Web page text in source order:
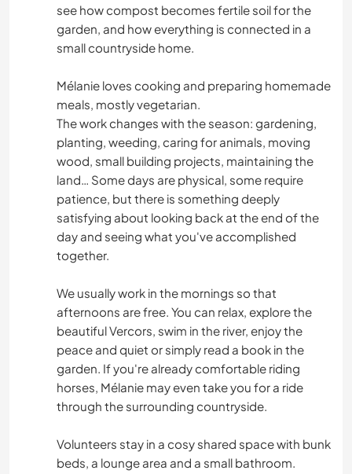
see how compost becomes fertile soil for the
garden, and how everything is connected in a
small countryside home.
Mélanie loves cooking and preparing homemade
meals, mostly vegetarian.
The work changes with the season: gardening,
planting, weeding, caring for animals, moving
wood, small building projects, maintaining the
land… Some days are physical, some require
patience, but there is something deeply
satisfying about looking back at the end of the
day and seeing what you've accomplished
together.
We usually work in the mornings so that
afternoons are free. You can relax, explore the
beautiful Vercors, swim in the river, enjoy the
peace and quiet or simply read a book in the
garden. If you're already comfortable riding
horses, Mélanie may even take you for a ride
through the surrounding countryside.
Volunteers stay in a cosy shared space with bunk
beds, a lounge area and a small bathroom.